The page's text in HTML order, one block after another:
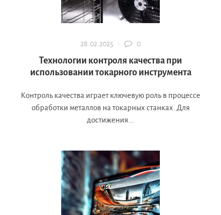
28.02.2025 · 0
Технологии контроля качества при
использовании токарного инструмента
Контроль качества играет ключевую роль в процессе
обработки металлов на токарных станках. Для
достижения...